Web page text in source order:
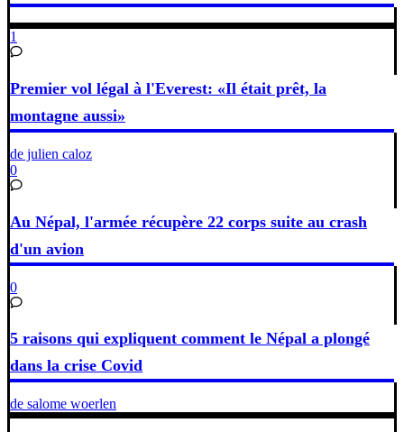
1
Premier vol légal à l'Everest: «Il était prêt, la
montagne aussi»
de julien caloz
0
Au Népal, l'armée récupère 22 corps suite au crash
d'un avion
0
5 raisons qui expliquent comment le Népal a plongé
dans la crise Covid
de salome woerlen